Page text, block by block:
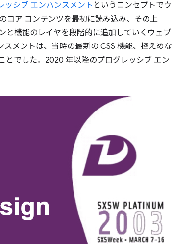
ッシブ エンハンスメント というコンセプトでウ
コア コンテンツを最初に読み込み、その上
と機能のレイヤを段階的に追加していくウェブ
メントは、当時の最新の CSS 機能、控えめな
でした。2020 年以降のプログレッシブ エン